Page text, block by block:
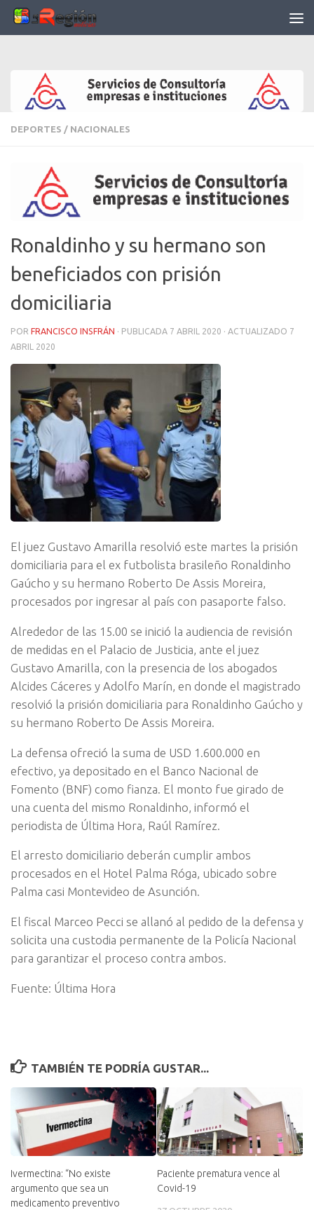
Saltar al contenido
DEPORTES / NACIONALES
Ronaldinho y su hermano son
beneficiados con prisión
domiciliaria
POR FRANCISCO INSFRÁN · PUBLICADA 7 ABRIL 2020 · ACTUALIZADO 7
ABRIL 2020
El juez Gustavo Amarilla resolvió este martes la prisión
domiciliaria para el ex futbolista brasileño Ronaldinho
Gaúcho y su hermano Roberto De Assis Moreira,
procesados por ingresar al país con pasaporte falso.
Alrededor de las 15.00 se inició la audiencia de revisión
de medidas en el Palacio de Justicia, ante el juez
Gustavo Amarilla, con la presencia de los abogados
Alcides Cáceres y Adolfo Marín, en donde el magistrado
resolvió la prisión domiciliaria para Ronaldinho Gaúcho y
su hermano Roberto De Assis Moreira.
La defensa ofreció la suma de USD 1.600.000 en
efectivo, ya depositado en el Banco Nacional de
Fomento (BNF) como fianza. El monto fue girado de
una cuenta del mismo Ronaldinho, informó el
periodista de Última Hora, Raúl Ramírez.
El arresto domiciliario deberán cumplir ambos
procesados en el Hotel Palma Róga, ubicado sobre
Palma casi Montevideo de Asunción.
El fiscal Marceo Pecci se allanó al pedido de la defensa y
solicita una custodia permanente de la Policía Nacional
para garantizar el proceso contra ambos.
Fuente: Última Hora
TAMBIÉN TE PODRÍA GUSTAR...
Ivermectina: “No existe
argumento que sea un
medicamento preventivo
Paciente prematura vence al
Covid-19